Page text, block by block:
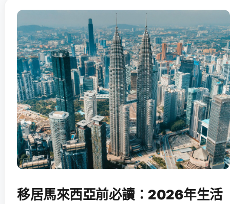
移居馬來西亞前必讀：2026年生活